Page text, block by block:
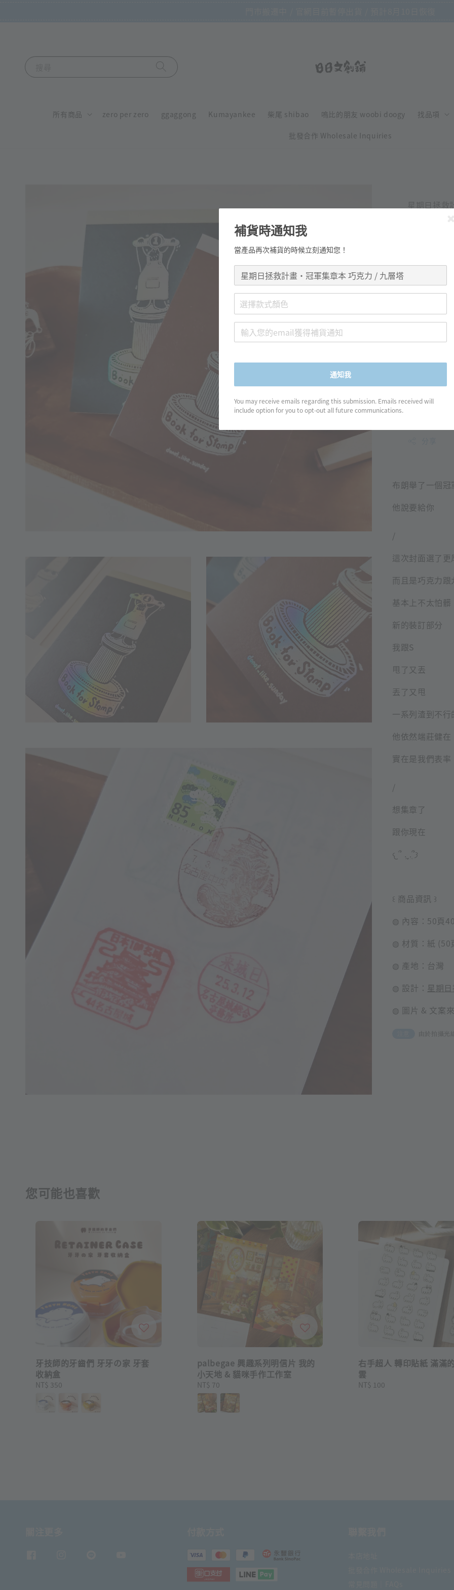
所有商品 zero per zero ggaggong Kumayankee 柴尾 shibao 嗚比的朋友 woobi doogy 找品項
批發合作 Wholesale Inquiries
星
巧克
price
顏色
布朗舉了一個冠
他說要給你
/
這次封面選了更
而且是巧克力
基本上不太怕髒
新的裝訂部分
我跟S
甩了又丟
丟了又甩
一系列渣到不行
他依然端莊健在
實在是我們表率
/
想集章了
跟你現在
𐔌՞ ܸ.ˬ.ܸ՞𐦯
꒰ 商品資訊 ꒱
◍ 內容：50頁
◍ 材質：紙 (50
◍ 產地：台灣
◍ 設計： 星期
◍ 圖片 & 文案
由於拍攝光
您可能也喜歡
牙技師的牙齒們 牙牙の家 牙套
收納盒
Regular
price
NT$ 350
palbegae 興趣系列明信片 我的
小天地 & 貓咪手作工作室
Regular
price
NT$ 70
右手超人 轉印貼紙 滿滿
雲
Regular
NT$ 100
補貨時通知我
當產品再次補貨的時候立刻通知您！
選擇款式顏色
通知我
You may receive emails regarding this submission. Emails received will
include option for you to opt-out all future communications.